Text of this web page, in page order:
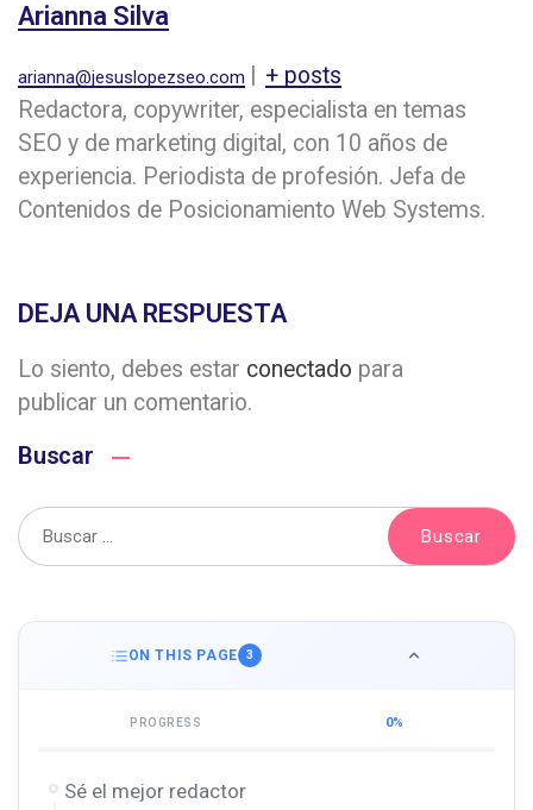
Arianna Silva
arianna@jesuslopezseo.com
+ posts
Redactora, copywriter, especialista en temas
SEO y de marketing digital, con 10 años de
experiencia. Periodista de profesión. Jefa de
Contenidos de Posicionamiento Web Systems.
DEJA UNA RESPUESTA
Lo siento, debes estar conectado para
publicar un comentario.
Buscar
ON THIS PAGE 3
PROGRESS 0%
Sé el mejor redactor